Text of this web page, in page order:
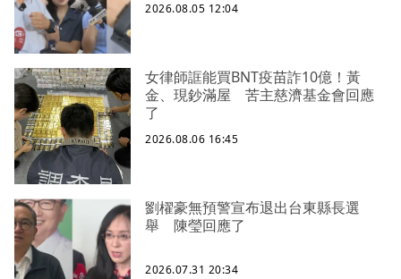
2026.08.05 12:04
女律師誆能買BNT疫苗詐10億！黃
金、現鈔滿屋 苦主慈濟基金會回應
了
2026.08.06 16:45
劉櫂豪無預警宣布退出台東縣長選
舉 陳瑩回應了
2026.07.31 20:34